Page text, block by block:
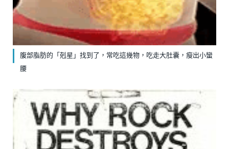
腹部脂肪的「剋星」找到了，常吃這幾物，吃走大肚囊，瘦出小蠻
腰